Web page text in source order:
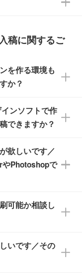
。
くと、おおよ
だけます。
注をお願いい
す。
ます。各商
さい。
にある商品
ックなど)
入っていま
ない状態で
オリジナル
。
、海外への
予めご了承く
稿に関するご
を作る環境も
か？
」を使えば、
作成できま
。
ザインデー
ンソフトで作
できますか？
などのデ
ンを作成した
してご入稿
データに不備
してから印
。
欲しいです／
Photoshopで
ご用意があり
テンプレー
ですが、
用いただけ
可能か相談し
うか、担当ス
いです／その